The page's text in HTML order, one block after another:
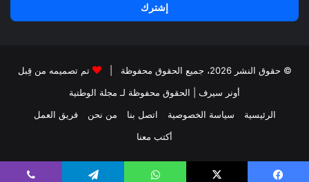
© حقوق النشر 2026، جميع الحقوق محفوظة |
تم تصميمه من قِبل
أونر سيرف | الحقوق محفوظة لـ مجلة الوطتية
الرئيسية
سياسة الخصوصية اتصل بنا من نحن
فريق العمل
أكتب معنا